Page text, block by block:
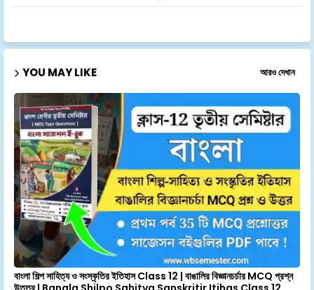
YOU MAY LIKE আরও দেখান
বাংলা শিল্প সাহিত্য ও সংস্কৃতির ইতিহাস Class 12 | বাঙালির বিজ্ঞানচর্চার MCQ প্রশ্ন